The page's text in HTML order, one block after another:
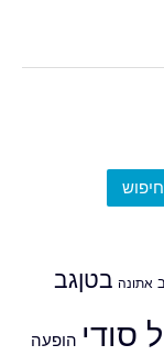
חיפוש
אתונה בטןגב
סודי הופעה